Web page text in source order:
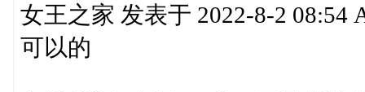
女王之家 发表于 2022-8-2 08:54
可以的